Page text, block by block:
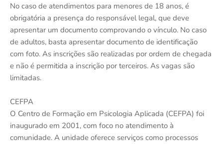
No caso de atendimentos para menores de 18 anos, é
obrigatória a presença do responsável legal, que deve
apresentar um documento comprovando o vínculo. No caso
de adultos, basta apresentar documento de identificação
com foto. As inscrições são realizadas por ordem de chegada
e não é permitida a inscrição por terceiros. As vagas são
limitadas.
CEFPA
O Centro de Formação em Psicologia Aplicada (CEFPA) foi
inaugurado em 2001, com foco no atendimento à
comunidade. A unidade oferece serviços como processos